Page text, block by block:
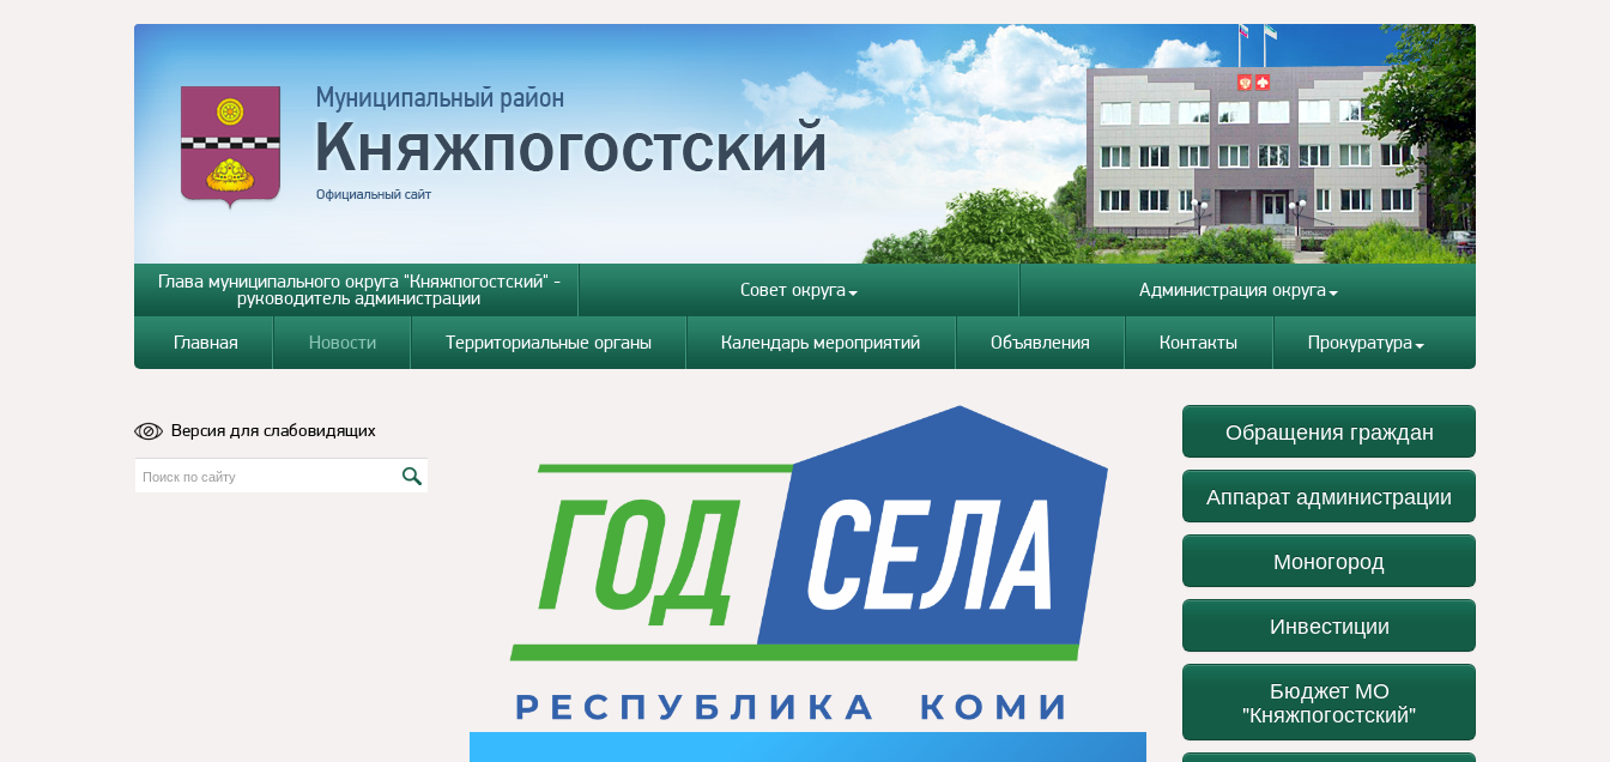
Глава муниципального округа "Княжпогостский" -
руководитель администрации Совет округа Администрация округа
Главная Новости Территориальные органы Календарь мероприятий Объявления Контакты Прокуратура
Версия для слабовидящих Обращения граждан
Аппарат администрации
Моногород
Инвестиции
Бюджет МО
"Княжпогостский"